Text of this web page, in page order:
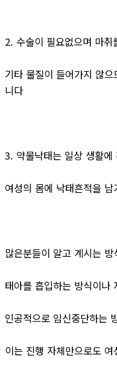
2. 수술이 필요없으며 마
기타 물질이 들어가지 않
니다
3. 약물낙태는 일상 생활에
여성의 몸에 낙태흔적을
많은분들이 알고 계시는 방
태아를 흡입하는 방식이나
인공적으로 임신중단하는
이는 진행 자체만으로도